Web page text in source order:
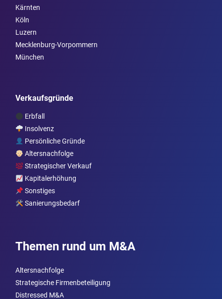
Kärnten
Köln
Luzern
Mecklenburg-Vorpommern
München
Verkaufsgründe
Erbfall
Insolvenz
Persönliche Gründe
Altersnachfolge
Strategischer Verkauf
Kapitalerhöhung
Sonstiges
Sanierungsbedarf
Themen rund um M&A
Altersnachfolge
Strategische Firmenbeteiligung
Distressed M&A